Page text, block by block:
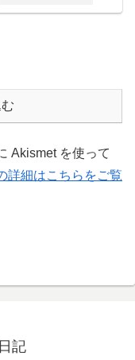
Akismet を使って
詳細はこちらをご覧
記